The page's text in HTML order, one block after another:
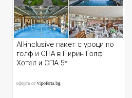
All-inclusive пакет с уроци по
голф и СПА в Пирин Голф
Хотел и СПА 5*
оферта от vipoferta.bg